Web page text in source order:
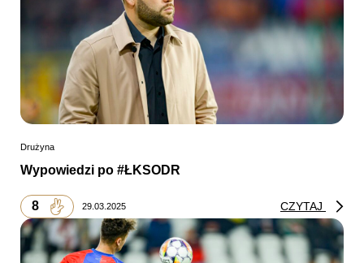
Drużyna
Wypowiedzi po #ŁKSODR
8 29.03.2025 CZYTAJ